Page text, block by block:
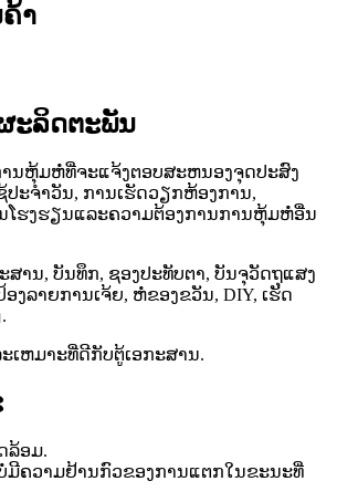
າ
ະລິດຕະພັນ
ການຫຸ້ມຫໍ່ທີ່ຈະແຈ້ງຕອບສະຫນອງຈຸດປະສົງ
ະຈໍາວັນ, ການເຮັດວຽກຫ້ອງການ,
ນໂຮງຮຽນແລະຄວາມຕ້ອງການການຫຸ້ມຫໍ່ອື່ນ
ສານ, ບັນທຶກ, ຊອງປະທັບຕາ, ບັນຈຸວັດຖຸແສງ
ງລາຍການເຈ້ຍ, ຫໍ່ຂອງຂວັນ, DIY, ເຮັດ
ເຫມາະ​ທີ່​ດີ​ກັບ​ຕູ້​ເອ​ກະ​ສານ​.
ລ້ອມ.
ມີຄວາມຢ້ານກົວຂອງການແຕກໃນຂະນະທີ່